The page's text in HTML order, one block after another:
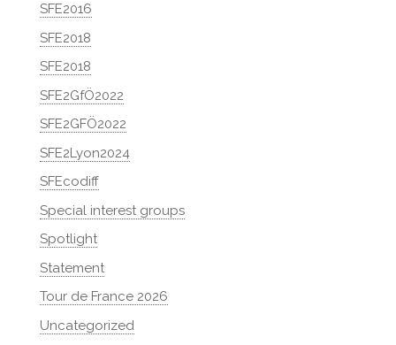
SFE2016
SFE2018
SFE2018
SFE2GfÖ2022
SFE2GFÖ2022
SFE2Lyon2024
SFEcodiff
Special interest groups
Spotlight
Statement
Tour de France 2026
Uncategorized